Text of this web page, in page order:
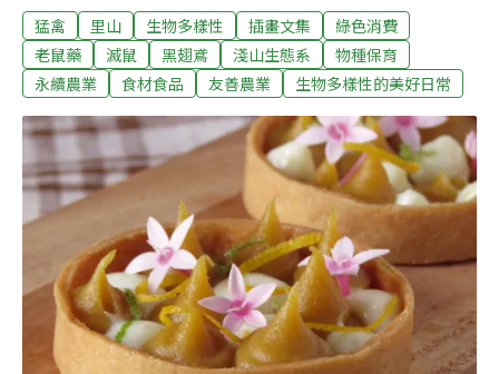
鼠！「前陣子看到黑翅鳶在稻田上空振翅懸停，這是牠們
覓食時尋找地面獵物的習性。」潘怡如說，觀察到猛禽很
興奮，這塊租來進行友善耕作的農地，又多了一種野生動
物的眷顧。黑翅鳶是二級保育類物種，也是台灣平原普遍
分布的猛禽。在田間架起棲架不僅可觀察生態，「希望黑
翅鳶好好幫我們多抓點老鼠，讓今年的稻米少損失一
點。」這塊田為五溝水保有一片小小的稻田生態系。因為
友善耕作，吸引許多生物造訪。在我們的注視下，幾隻紅
冠水雞就在田埂上，逛大街般扭著屁股步入水田中。不
過，因為不施藥，田裡的老鼠也顯得有些張狂。四月曬田
過後，老鼠開始進入農地挖田埂、鑽地洞，造成水田漏
水，剛拔高壯碩的稻梗也成了牠們口中鮮嫩的食物。一般
農民這時
猛禽 里山 生物多樣性 插畫文集
綠色消費
老鼠藥
滅鼠 黑翅鳶 淺山生態系
物種保育
永續農業
食材食品 友善農業 生物多樣性的美好日常